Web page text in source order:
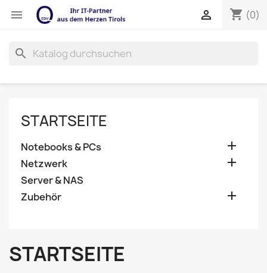
 shopping_cart (0)

search
STARTSEITE
Notebooks & PCs 
Netzwerk 
Server & NAS
Zubehör

STARTSEITE